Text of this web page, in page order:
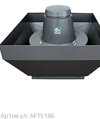
AF15186